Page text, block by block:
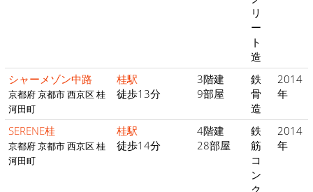
リ
ー
ト
造
シャーメゾン中路
京都府 京都市 西京区 桂
河田町
桂駅
徒歩13分
3階建
9部屋
鉄
骨
造
2014
年
SERENE桂
京都府 京都市 西京区 桂
河田町
桂駅
徒歩14分
4階建
28部屋
鉄
筋
コ
ン
2014
年